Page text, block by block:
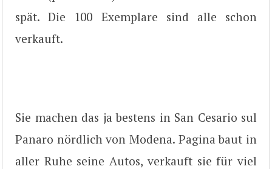
spät. Die 100 Exemplare sind alle schon
verkauft.
Sie machen das ja bestens in San Cesario sul
Panaro nördlich von Modena. Pagina baut in
aller Ruhe seine Autos, verkauft sie für viel